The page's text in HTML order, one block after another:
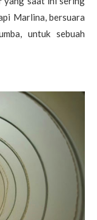
Marlina, bersuara
untuk sebuah